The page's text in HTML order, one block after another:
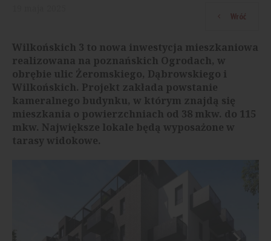
Wróć
Wilkońskich 3 to nowa inwestycja mieszkaniowa
realizowana na poznańskich Ogrodach, w
obrębie ulic Żeromskiego, Dąbrowskiego i
Wilkońskich. Projekt zakłada powstanie
kameralnego budynku, w którym znajdą się
mieszkania o powierzchniach od 38 mkw. do 115
mkw. Największe lokale będą wyposażone w
tarasy widokowe.